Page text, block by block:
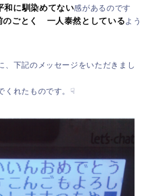
和に馴染めてない感があるのです
のごとく 一人泰然としている よう
、下記のメッセージをいただきまし
くれたものです。☟